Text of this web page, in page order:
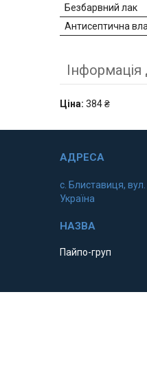
Безбарвний лак
Антисептична
Ціна: 384 ₴
с. Блиставиця, вул.
Україна
Пайпо-груп